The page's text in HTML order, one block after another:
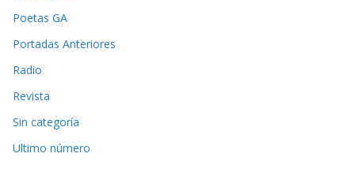
Poetas GA
Portadas Anteriores
Radio
Revista
Sin categoría
Ultimo número